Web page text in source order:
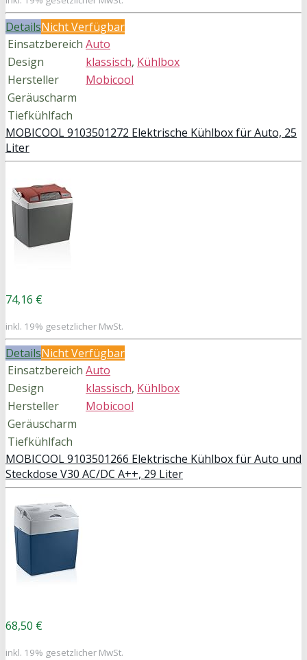
DetailsNicht Verfügbar
Einsatzbereich Auto
Design
klassisch, Kühlbox
Hersteller
Mobicool
Geräuscharm
Tiefkühlfach
MOBICOOL 9103501272 Elektrische Kühlbox für Auto, 25
Liter
74,16 €
inkl. 19% gesetzlicher MwSt.
DetailsNicht Verfügbar
Einsatzbereich Auto
Design
klassisch, Kühlbox
Hersteller
Mobicool
Geräuscharm
Tiefkühlfach
MOBICOOL 9103501266 Elektrische Kühlbox für Auto und
Steckdose V30 AC/DC A++, 29 Liter
68,50 €
inkl. 19% gesetzlicher MwSt.